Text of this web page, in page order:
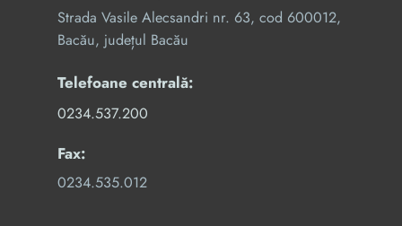
Strada Vasile Alecsandri nr. 63, cod 600012,
Bacău, județul Bacău
Telefoane centrală:
0234.537.200
Fax:
0234.535.012